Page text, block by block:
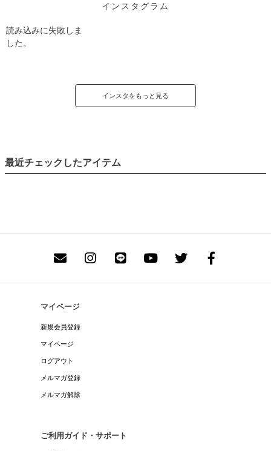
インスタグラム
読み込みに失敗しま
した。
インスタをもっと見る
最近チェックしたアイテム
マイページ
新規会員登録
マイページ
ログアウト
メルマガ登録
メルマガ解除
ご利用ガイド・サポート